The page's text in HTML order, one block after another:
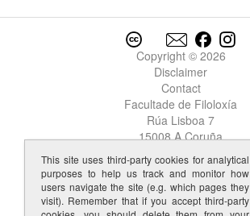
Copyright © 2026
Disclaimer
Contact
Facultade de Filoloxía
Rúa Lisboa 7
15008 A Coruña
This site uses third-party cookies for analytical
purposes to help us track and monitor how
users navigate the site (e.g. which pages they
visit). Remember that if you accept third-party